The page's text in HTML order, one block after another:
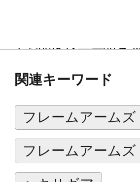
ます。
関連キーワード
フレームアームズ
フレームアームズ